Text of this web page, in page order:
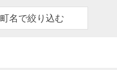
町名で絞り込む